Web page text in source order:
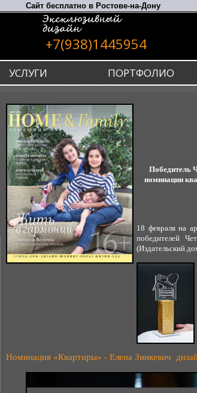
+7(938)1445954
УСЛУГИ ПОРТФОЛИО
Победитель
номинации
18 февраля на
победителей
(Издательский
Номинация «Квартиры» - Елена Зинкевич